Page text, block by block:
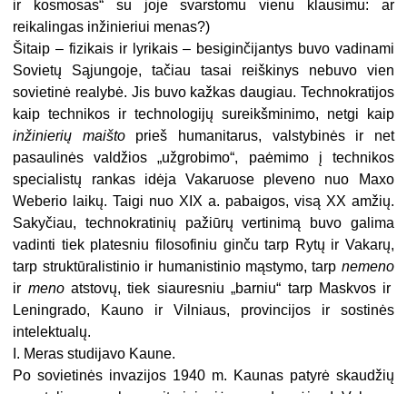
ir kosmosas“ su joje svarstomu vienu klausimu: ar
reikalingas inžinieriui menas?)
Šitaip – fizikais ir lyrikais – besiginčijantys buvo vadinami
Sovietų Sąjungoje, tačiau tasai reiškinys nebuvo vien
sovietinė realybė. Jis buvo kažkas daugiau. Technokratijos
kaip technikos ir technologijų sureikšminimo, netgi kaip
inžinierių maištoprieš humanitarus, valstybinės ir net
pasaulinės valdžios „užgrobimo“, paėmimo į technikos
specialistų rankas idėja Vakaruose pleveno nuo Maxo
Weberio laikų. Taigi nuo XIX a. pabaigos, visą XX amžių.
Sakyčiau, technokratinių pažiūrų vertinimą buvo galima
vadinti tiek platesniu filosofiniu ginču tarp Rytų ir Vakarų,
tarp struktūralistinio ir humanistinio mąstymo, tarp nemeno
ir menoatstovų, tiek siauresniu „barniu“ tarp Maskvos ir
Leningrado, Kauno ir Vilniaus, provincijos ir sostinės
intelektualų.
I. Meras studijavo Kaune.
Po sovietinės invazijos 1940 m. Kaunas patyrė skaudžių